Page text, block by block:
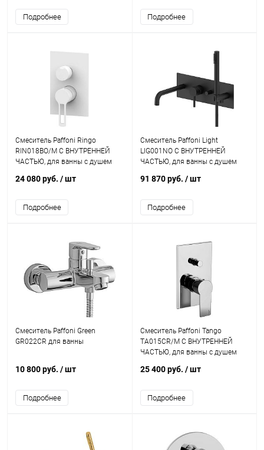
Подробнее Подробнее
Смеситель Paffoni Ringo
RIN018BO/M С ВНУТРЕННЕЙ
ЧАСТЬЮ, для ванны с душем
24 080 руб. / шт
Подробнее
Смеситель Paffoni Light
LIG001NO С ВНУТРЕННЕЙ
ЧАСТЬЮ, для ванны с душем
91 870 руб. / шт
Подробнее
Смеситель Paffoni Green
GR022CR для ванны
10 800 руб. / шт
Подробнее
Смеситель Paffoni Tango
TA015CR/M С ВНУТРЕННЕЙ
ЧАСТЬЮ, для ванны с душем
25 400 руб. / шт
Подробнее